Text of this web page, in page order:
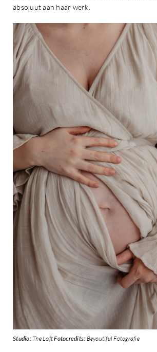
absoluut aan haar werk.
Studio:The LoftFotocredits: Beyoutiful Fotografie